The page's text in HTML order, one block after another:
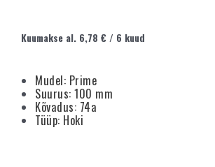
Kuumakse al. 6,78 € / 6 kuud
Mudel: Prime
Suurus: 100 mm
Kõvadus: 74a
Tüüp: Hoki